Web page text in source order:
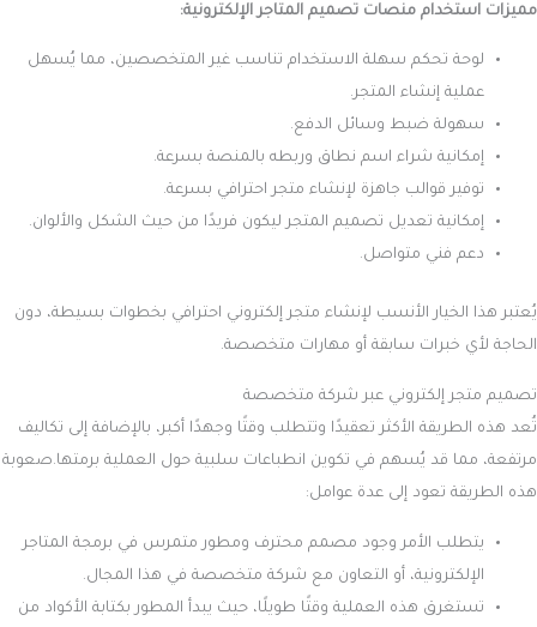
مميزات استخدام منصات تصميم المتاجر الإلكترونية:
لوحة تحكم سهلة الاستخدام تناسب غير المتخصصين، مما يُسهل
عملية إنشاء المتجر.
سهولة ضبط وسائل الدفع.
إمكانية شراء اسم نطاق وربطه بالمنصة بسرعة.
توفير قوالب جاهزة لإنشاء متجر احترافي بسرعة.
إمكانية تعديل تصميم المتجر ليكون فريدًا من حيث الشكل والألوان.
دعم فني متواصل.
يُعتبر هذا الخيار الأنسب لإنشاء متجر إلكتروني احترافي بخطوات بسيطة، دون
الحاجة لأي خبرات سابقة أو مهارات متخصصة.
تصميم متجر إلكتروني عبر شركة متخصصة
تُعد هذه الطريقة الأكثر تعقيدًا وتتطلب وقتًا وجهدًا أكبر، بالإضافة إلى تكاليف
مرتفعة، مما قد يُسهم في تكوين انطباعات سلبية حول العملية برمتها.صعوبة
هذه الطريقة تعود إلى عدة عوامل:
يتطلب الأمر وجود مصمم محترف ومطور متمرس في برمجة المتاجر
الإلكترونية، أو التعاون مع شركة متخصصة في هذا المجال.
تستغرق هذه العملية وقتًا طويلًا، حيث يبدأ المطور بكتابة الأكواد من